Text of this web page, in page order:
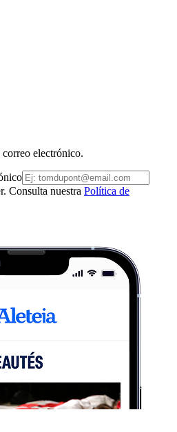
electrónico.
Consulta nuestra Política de